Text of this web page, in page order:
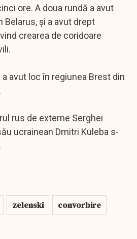
ore. A doua rundă a avut
Belarus, şi a avut drept
crearea de coridoare
avut loc în regiunea Brest din
rus de externe Serghei
ucrainean Dmitri Kuleba s-
zelenski convorbire